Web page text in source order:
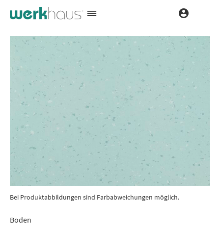
Bei Produktabbildungen sind Farbabweichungen möglich.
Boden